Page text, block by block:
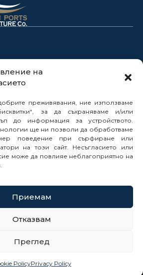
на
преживявания, ние използваме
за да съхраняваме и/или
до информация за устройството.
ще ни позволи да обработваме
поведение при сърфиране или
на този сайт. Несъгласието или
може да повлияе неблагоприятно на
Приемам
Отказвам
Преглед
PolicyPrivacy Policy